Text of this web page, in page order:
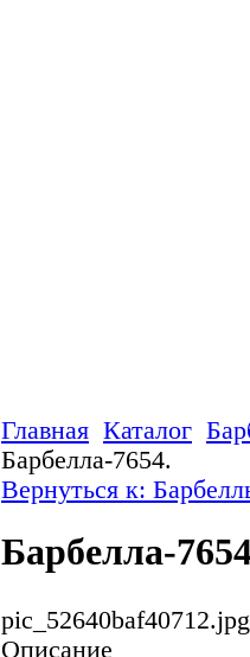
Главная Каталог
Барбелла-7654.
Вернуться к:
Барбелла-
pic_52640baf40712.jpg
Описание